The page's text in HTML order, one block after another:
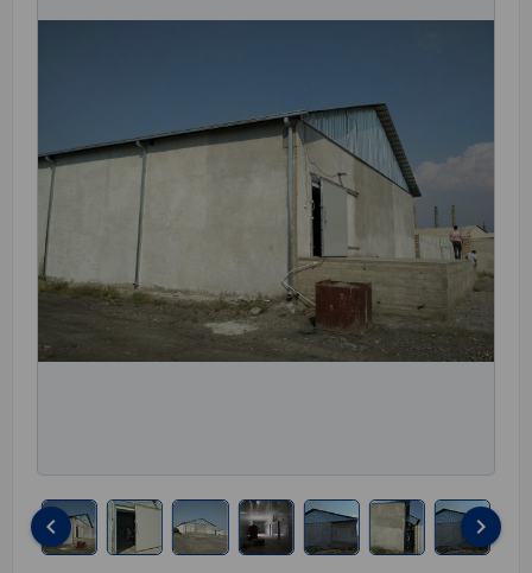
keyboard_arrow_left keyboard_arrow_right